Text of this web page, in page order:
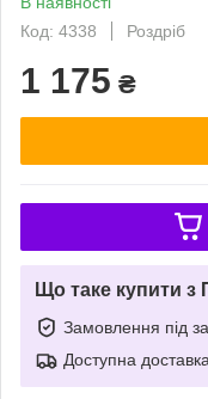
Код: 4338
Роздріб
1 175 ₴
Що таке купити з
Замовлення під
Доступна доставка